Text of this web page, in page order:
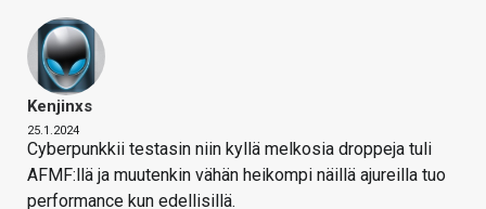
Kenjinxs
25.1.2024
Cyberpunkkii testasin niin kyllä melkosia droppeja tuli
AFMF:llä ja muutenkin vähän heikompi näillä ajureilla tuo
performance kun edellisillä.